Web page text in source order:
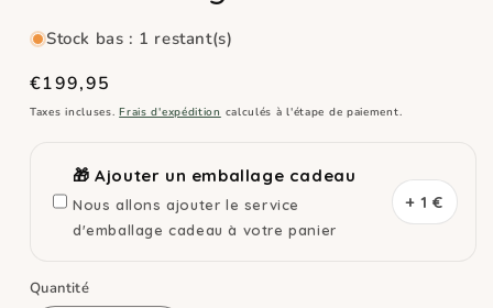
Stock bas : 1 restant(s)
Prix
habituel
€199,95
Taxes incluses.Frais d'expédition calculés à l'étape de paiement.
🎁 Ajouter un emballage cadeau
Nous allons ajouter le service
d'emballage cadeau à votre panier
+ 1 €
Quantité